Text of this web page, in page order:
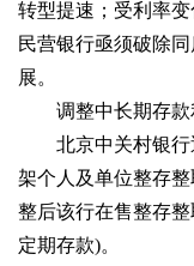
转型提速；受利率
民营银行亟须破除
展。
调整中长期存款
北京中关村银行
架个人及单位整存
整后该行在售整存
定期存款)。